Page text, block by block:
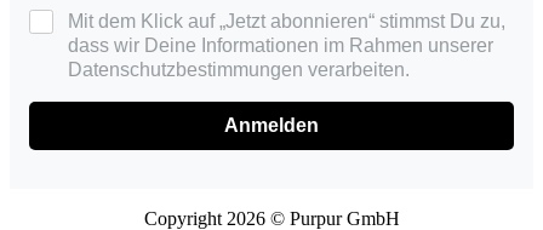
Mit dem Klick auf „Jetzt abonnieren“ stimmst Du zu,
dass wir Deine Informationen im Rahmen unserer
Datenschutzbestimmungen verarbeiten.
Anmelden
Copyright 2026 © Purpur GmbH